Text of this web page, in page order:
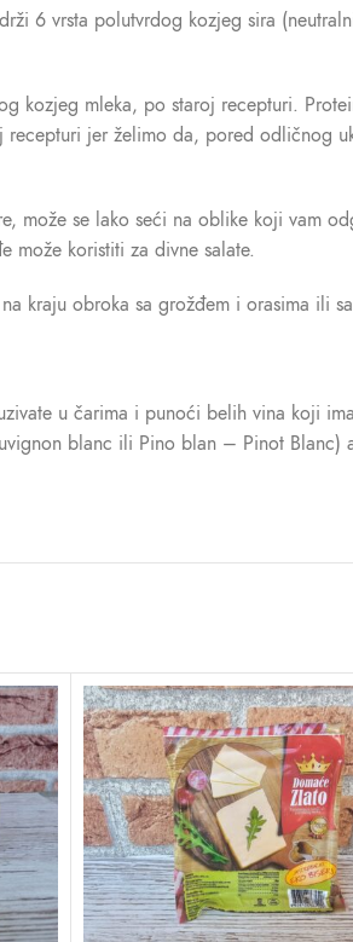
6 vrsta polutvrdog kozjeg sira
kozjeg mleka, po staroj recepturi.
jer želimo da, pored odličnog
može se lako seći na oblike koji vam
može koristiti za divne salate.
kraju obroka sa grožđem i orasima ili
u čarima i punoći belih vina koji
blanc ili Pino blan – Pinot